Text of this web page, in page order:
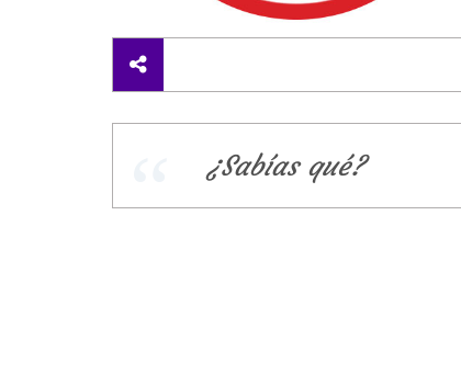
¿Sabías qué?